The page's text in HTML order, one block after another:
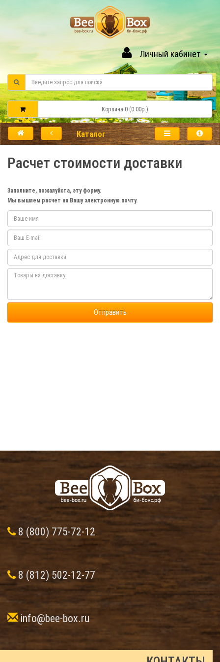
Личный кабинет
Корзина 0 (0.00р.)
Каталог
Расчет стоимости доставки
Заполните, пожалуйста, эту форму.
Мы вышлем расчет на Вашу электронную почту.
8 (800) 775-72-12
8 (812) 502-12-77
info@bee-box.ru